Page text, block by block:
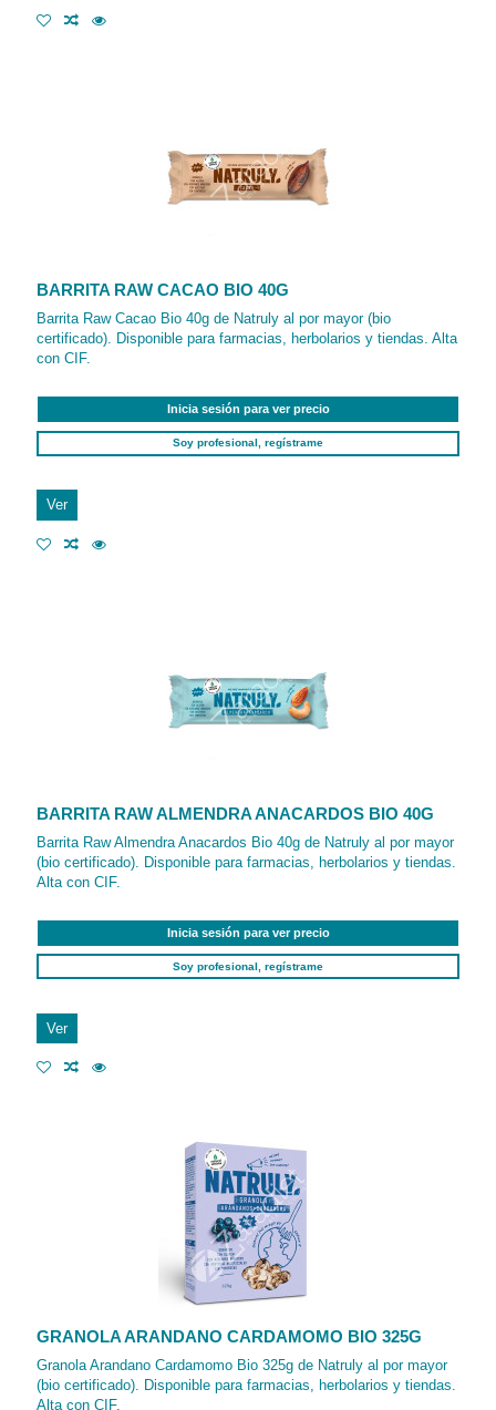
BARRITA RAW CACAO BIO 40G
Barrita Raw Cacao Bio 40g de Natruly al por mayor (bio
certificado). Disponible para farmacias, herbolarios y tiendas. Alta
con CIF.
Inicia sesión para ver precio
Soy profesional, regístrame
Ver
BARRITA RAW ALMENDRA ANACARDOS BIO 40G
Barrita Raw Almendra Anacardos Bio 40g de Natruly al por mayor
(bio certificado). Disponible para farmacias, herbolarios y tiendas.
Alta con CIF.
Inicia sesión para ver precio
Soy profesional, regístrame
Ver
GRANOLA ARANDANO CARDAMOMO BIO 325G
Granola Arandano Cardamomo Bio 325g de Natruly al por mayor
(bio certificado). Disponible para farmacias, herbolarios y tiendas.
Alta con CIF.